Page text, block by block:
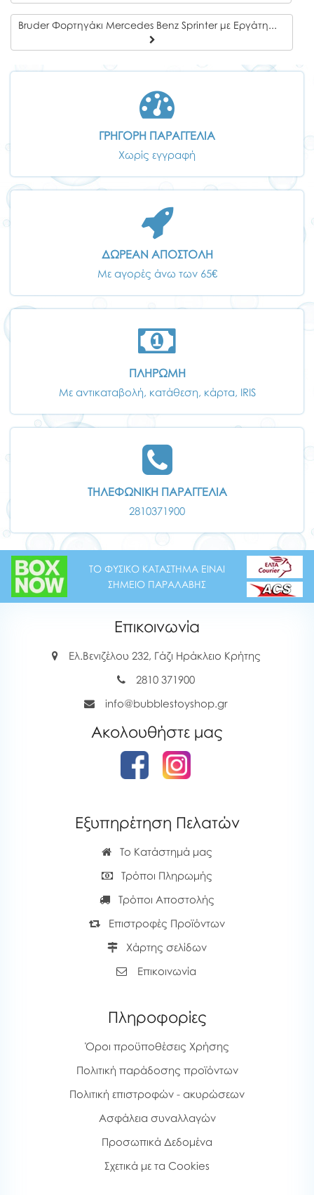
Bruder Φορτηγάκι Mercedes Benz Sprinter με Εργάτη και Αξεσουάρ
ΓΡΗΓΟΡΗ ΠΑΡΑΓΓΕΛΙΑ
Χωρίς εγγραφή
ΔΩΡΕΑΝ ΑΠΟΣΤΟΛΗ
Με αγορές άνω των 65€
ΠΛΗΡΩΜΗ
Με αντικαταβολή, κατάθεση, κάρτα, IRIS
ΤΗΛΕΦΩΝΙΚΗ ΠΑΡΑΓΓΕΛΙΑ
2810371900
ΤΟ ΦΥΣΙΚΟ ΚΑΤΑΣΤΗΜΑ ΕΙΝΑΙ
ΣΗΜΕΙΟ ΠΑΡΑΛΑΒΗΣ
Επικοινωνία
Ελ.Βενιζέλου 232, Γάζι Ηράκλειο Κρήτης
2810 371900
info@bubblestoyshop.gr
Ακολουθήστε μας
Εξυπηρέτηση Πελατών
Το Κατάστημά μας
Τρόποι Πληρωμής
Τρόποι Αποστολής
Επιστροφές Προϊόντων
Χάρτης σελίδων
Επικοινωνία
Πληροφορίες
Όροι προϋποθέσεις Χρήσης
Πολιτική παράδοσης προϊόντων
Πολιτική επιστροφών - ακυρώσεων
Ασφάλεια συναλλαγών
Προσωπικά Δεδομένα
Σχετικά με τα Cookies